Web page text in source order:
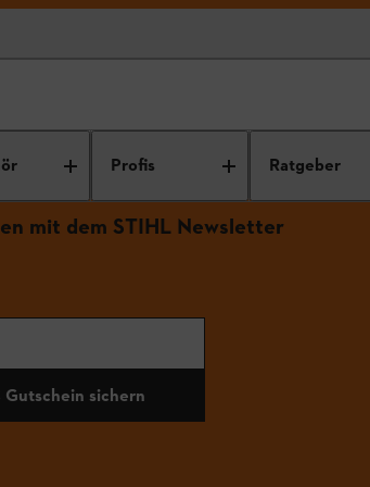
Profis Ratgeber
mit dem STIHL Newsletter
sichern